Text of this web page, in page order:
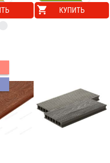
КУПИТЬ